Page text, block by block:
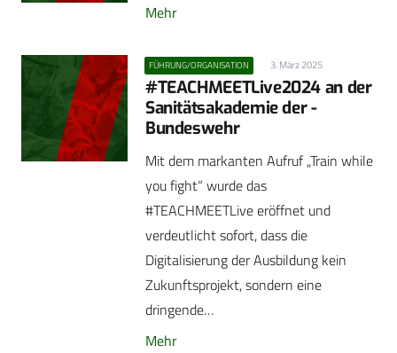
Mehr
FÜHRUNG/ORGANISATION 3. März 2025
#TEACHMEETLive2024 an der
Sanitätsakademie der ­
Bundeswehr
Mit dem markanten Aufruf „Train while
you fight“ wurde das
#TEACHMEETLive eröffnet und
verdeutlicht sofort, dass die
Digitalisierung der Ausbildung kein
Zukunftsprojekt, sondern eine
dringende…
Mehr